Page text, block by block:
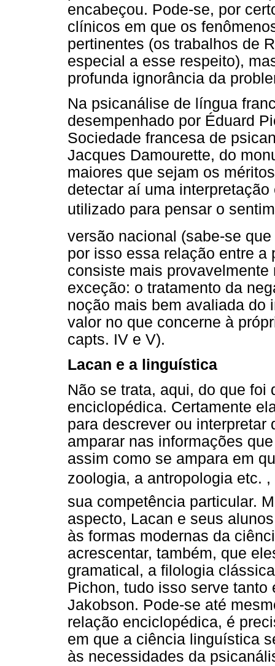
encabeçou. Pode-se, por
clínicos em que os
pertinentes (os trabalhos de
especial a esse respeito),
profunda ignorância da
Na psicanálise de língua
desempenhado por Éduard
Sociedade francesa de
Jacques Damourette, do
maiores que sejam os
detectar aí uma
utilizado para pensar o
versão nacional (sabe-se
por isso essa relação entre
consiste mais
exceção: o tratamento da
noção mais bem avaliada do
valor no que concerne à
capts. IV e V).
Lacan e a linguística
Não se trata, aqui, do que
enciclopédica. Certamente
para descrever ou
amparar nas informações
assim como se ampara em
zoologia, a antropologia etc.
sua competência particular.
aspecto, Lacan e seus
às formas modernas da
acrescentar, também, que
gramatical, a filologia
Pichon, tudo isso serve tanto
Jakobson. Pode-se até
relação enciclopédica, é
em que a ciência linguística
às necessidades da